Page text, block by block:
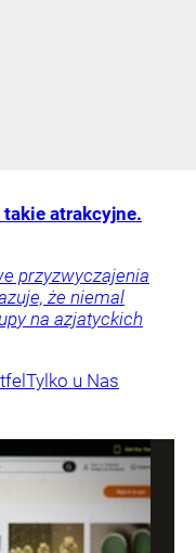
atrakcyjne.
przyzwyczajenia
że niemal
na azjatyckich
Tylko u Nas